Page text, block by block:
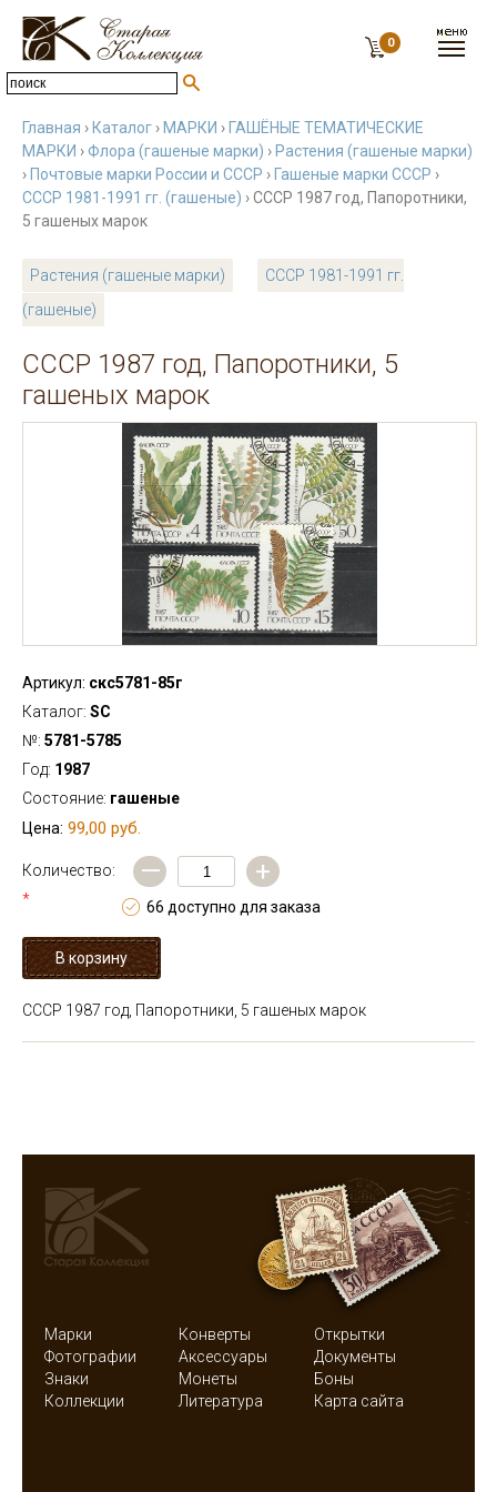
0
Главная › Каталог › МАРКИ › ГАШЁНЫЕ ТЕМАТИЧЕСКИЕ
МАРКИ ›Флора (гашеные марки) › Растения (гашеные марки)
› Почтовые марки России и СССР › Гашеные марки СССР ›
СССР 1981-1991 гг. (гашеные) › СССР 1987 год, Папоротники,
5 гашеных марок
Растения (гашеные марки)
СССР 1981-1991 гг.
(гашеные)
СССР 1987 год, Папоротники, 5
гашеных марок
Артикул: скс5781-85г
Каталог: SC
№: 5781-5785
Год: 1987
Состояние: гашеные
Цена: 99,00 руб.
Количество:
*
— +
66 доступно для заказа
СССР 1987 год, Папоротники, 5 гашеных марок
Марки Конверты
Открытки
Фотографии
Аксессуары
Документы
Знаки
Монеты
Боны
Коллекции
Литература Карта сайта